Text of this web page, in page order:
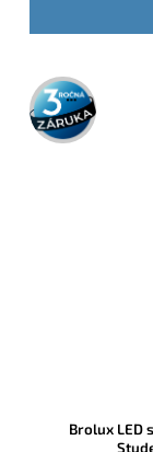
3 roky
záruka
Brolux LED